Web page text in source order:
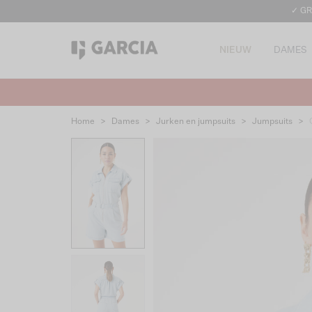
✓
NIEUW DAMES
Home > Dames > Jurken en jumpsuits > Jumpsuits >